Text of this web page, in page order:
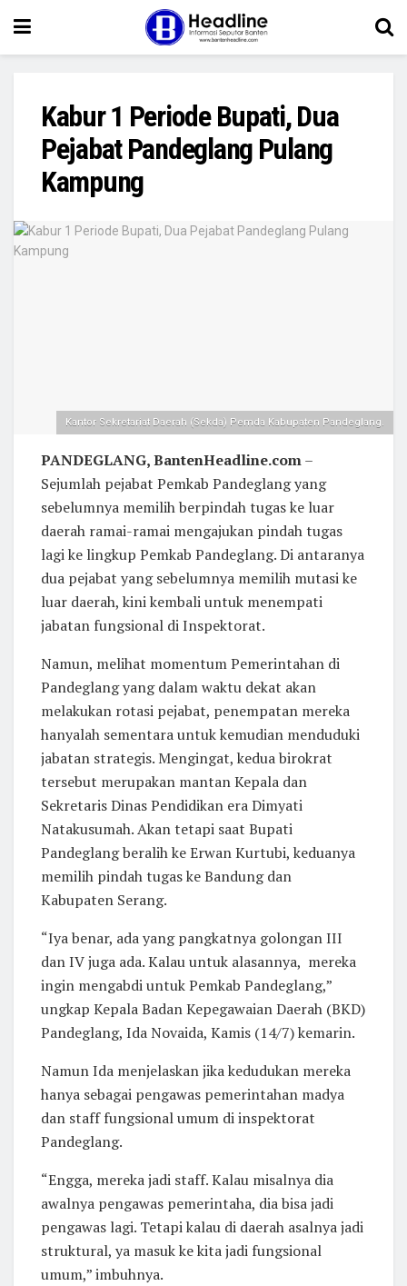
Kabur 1 Periode Bupati, Dua
Pejabat Pandeglang Pulang
Kampung
Kantor Sekretariat Daerah (Sekda) Pemda Kabupaten Pandeglang.
PANDEGLANG, BantenHeadline.com–
Sejumlah pejabat Pemkab Pandeglang yang
sebelumnya memilih berpindah tugas ke luar
daerah ramai-ramai mengajukan pindah tugas
lagi ke lingkup Pemkab Pandeglang. Di antaranya
dua pejabat yang sebelumnya memilih mutasi ke
luar daerah, kini kembali untuk menempati
jabatan fungsional di Inspektorat.
Namun, melihat momentum Pemerintahan di
Pandeglang yang dalam waktu dekat akan
melakukan rotasi pejabat, penempatan mereka
hanyalah sementara untuk kemudian menduduki
jabatan strategis. Mengingat, kedua birokrat
tersebut merupakan mantan Kepala dan
Sekretaris Dinas Pendidikan era Dimyati
Natakusumah. Akan tetapi saat Bupati
Pandeglang beralih ke Erwan Kurtubi, keduanya
memilih pindah tugas ke Bandung dan
Kabupaten Serang.
“Iya benar, ada yang pangkatnya golongan III
dan IV juga ada. Kalau untuk alasannya, mereka
ingin mengabdi untuk Pemkab Pandeglang,”
ungkap Kepala Badan Kepegawaian Daerah (BKD)
Pandeglang, Ida Novaida, Kamis (14/7) kemarin.
Namun Ida menjelaskan jika kedudukan mereka
hanya sebagai pengawas pemerintahan madya
dan staff fungsional umum di inspektorat
Pandeglang.
“Engga, mereka jadi staff. Kalau misalnya dia
awalnya pengawas pemerintaha, dia bisa jadi
pengawas lagi. Tetapi kalau di daerah asalnya jadi
struktural, ya masuk ke kita jadi fungsional
umum,” imbuhnya.